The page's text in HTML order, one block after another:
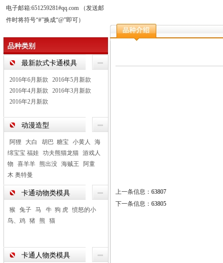
电子邮箱:651259281#qq.com （发送邮
件时将符号“#”换成“@”即可）
品种类别
最新款式卡通模具
2016年6月新款
2016年5月新款
2016年4月新款
2016年3月新款
2016年2月新款
动漫造型
阿狸 大白 胡巴 糖宝 小黄人
海
绵宝宝 福娃 功夫熊猫龙猫 游戏人
物
喜羊羊 熊出没 海贼王
阿童
木 奥特曼
卡通动物类模具
猴 兔子 马 牛 狗 虎 愤怒的小
鸟、鸡 猪 熊 猫
卡通人物类模具
上一条信息： 63807
下一条信息： 63805